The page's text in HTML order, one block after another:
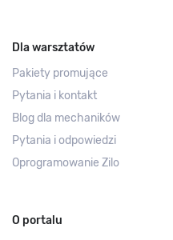
Dla warsztatów
Pakiety promujące
Pytania i kontakt
Blog dla mechaników
Pytania i odpowiedzi
Oprogramowanie Zilo
O portalu